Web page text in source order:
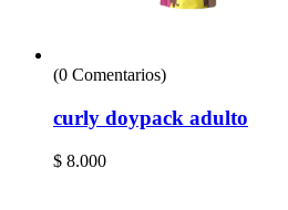
(0 Comentarios)
curly doypack adulto
$ 8.000